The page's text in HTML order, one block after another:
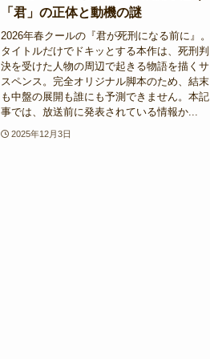
「君」の正体と動機の謎
2026年春クールの『君が死刑になる前に』。
タイトルだけでドキッとする本作は、死刑判
決を受けた人物の周辺で起きる物語を描くサ
スペンス。完全オリジナル脚本のため、結末
も中盤の展開も誰にも予測できません。本記
事では、放送前に発表されている情報か...
2025年12月3日